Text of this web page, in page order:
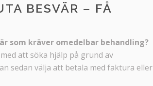
BESVÄR – FÅ
som kräver omedelbar behandling?
att söka hjälp på grund av
sedan välja att betala med faktura eller